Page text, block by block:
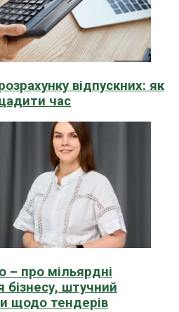
відпускних: як
час
– про мільярдні
штучний
щодо тендерів